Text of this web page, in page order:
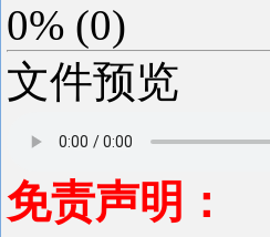
0% (0)
文件预览
免责声明：